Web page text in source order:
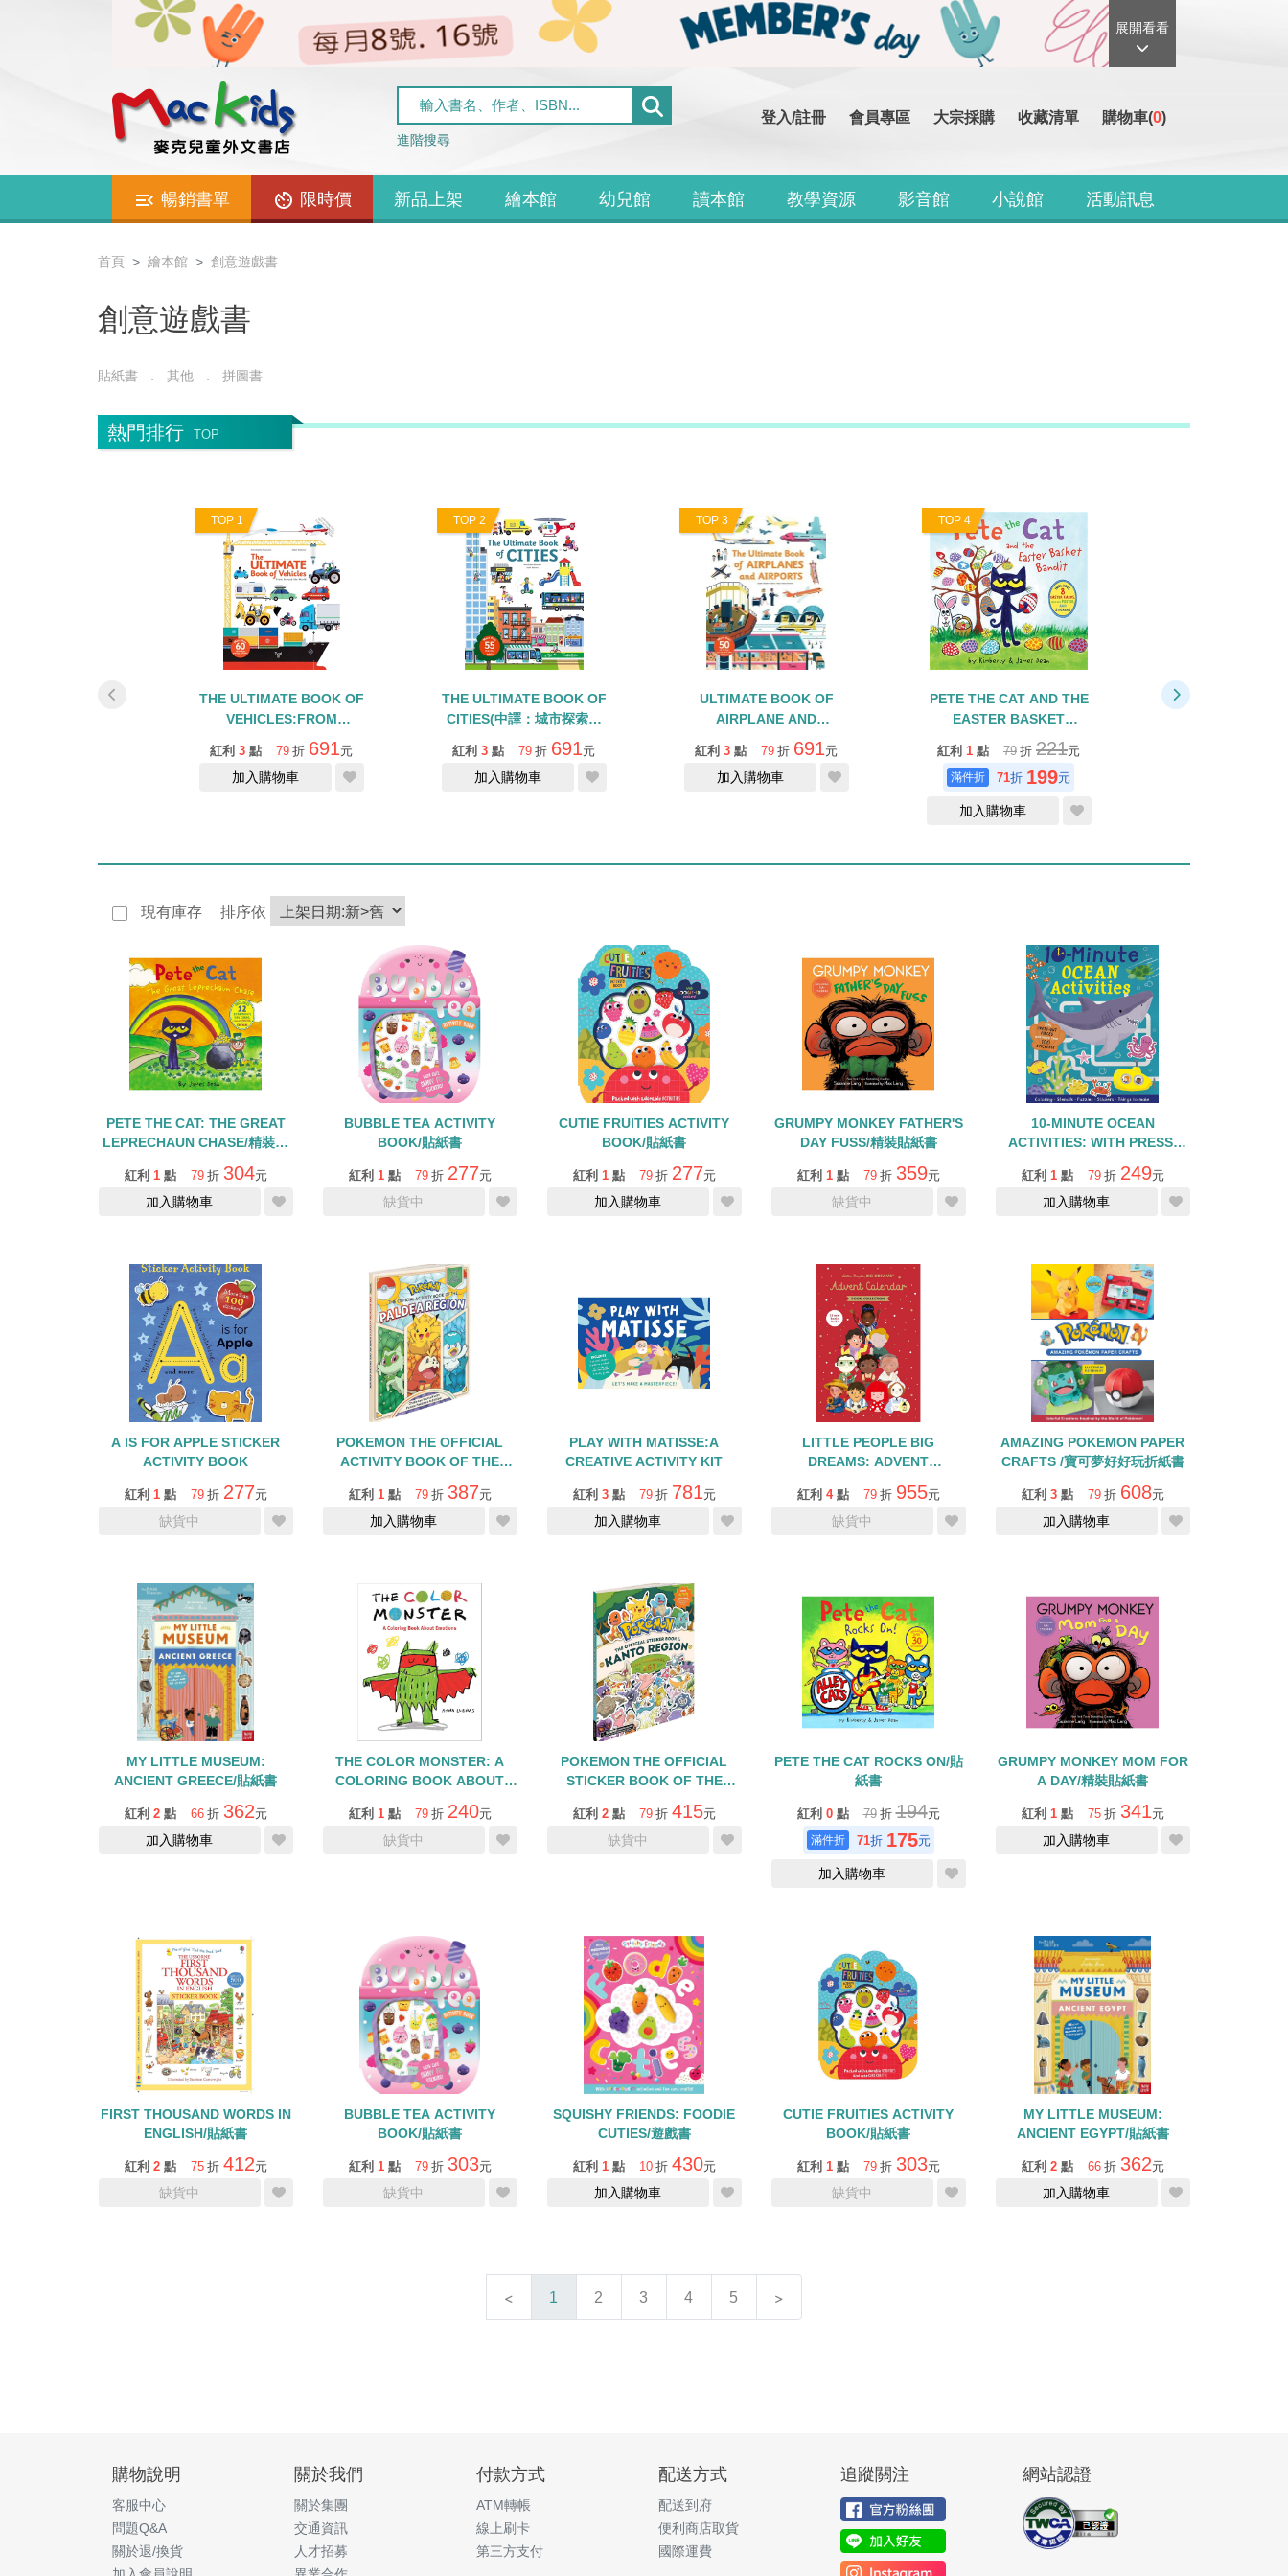
展開看看
進階搜尋
登入/註冊 會員專區 大宗採購 收藏清單 購物車(0)
暢銷書單 限時價 新品上架 繪本館 幼兒館 讀本館 教學資源 影音館 小說館 活動訊息
首頁 繪本館 創意遊戲書
創意遊戲書
貼紙書 其他 拼圖書
熱門排行 TOP
TOP 1
THE ULTIMATE BOOK OF
VEHICLES:FROM
AROUND THE WORLD
紅利 3 點 79 折 691元
加入購物車
TOP 2
THE ULTIMATE BOOK OF
CITIES(中譯：城市探索大
發現)/精裝操作書
紅利 3 點 79 折 691元
加入購物車
TOP 3
ULTIMATE BOOK OF
AIRPLANE AND
AIRPORTS/ 新奇操作書
紅利 3 點 79 折 691元
加入購物車
TOP 4
PETE THE CAT AND THE
EASTER BASKET
BANDIT/貼紙書
紅利 1 點 79 折 221元
71折 199元
加入購物車
PETE THE CAT'S
現有庫存 排序依
PETE THE CAT: THE GREAT
LEPRECHAUN CHASE/精裝貼
紅利 1 點 79 折 304元
加入購物車
BUBBLE TEA ACTIVITY
BOOK/貼紙書
紅利 1 點 79 折 277元
缺貨中
CUTIE FRUITIES ACTIVITY
BOOK/貼紙書
紅利 1 點 79 折 277元
加入購物車
GRUMPY MONKEY FATHER'S
DAY FUSS/精裝貼紙書
紅利 1 點 79 折 359元
缺貨中
10-MINUTE OCEAN
ACTIVITIES: WITH PRESS-
THAN 100 STICKERS
紅利 1 點 79 折 249元
加入購物車
A IS FOR APPLE STICKER
ACTIVITY BOOK
紅利 1 點 79 折 277元
缺貨中
POKEMON THE OFFICIAL
ACTIVITY BOOK OF THE
紅利 1 點 79 折 387元
加入購物車
PLAY WITH MATISSE:A
CREATIVE ACTIVITY KIT
紅利 3 點 79 折 781元
加入購物車
LITTLE PEOPLE BIG
DREAMS: ADVENT
COLLECTION
紅利 4 點 79 折 955元
缺貨中
AMAZING POKEMON PAPER
CRAFTS /寶可夢好好玩折紙書
紅利 3 點 79 折 608元
加入購物車
MY LITTLE MUSEUM:
ANCIENT GREECE/貼紙書
紅利 2 點 66 折 362元
加入購物車
THE COLOR MONSTER: A
COLORING BOOK ABOUT
紅利 1 點 79 折 240元
缺貨中
POKEMON THE OFFICIAL
STICKER BOOK OF THE
紅利 2 點 79 折 415元
缺貨中
PETE THE CAT ROCKS ON/貼
紙書
紅利 0 點 79 折194元
71折 175元
加入購物車
GRUMPY MONKEY MOM FOR
A DAY/精裝貼紙書
紅利 1 點 75 折 341元
加入購物車
FIRST THOUSAND WORDS IN
ENGLISH/貼紙書
紅利 2 點 75 折 412元
缺貨中
BUBBLE TEA ACTIVITY
BOOK/貼紙書
紅利 1 點 79 折 303元
缺貨中
SQUISHY FRIENDS: FOODIE
CUTIES/遊戲書
紅利 1 點 10 折 430元
加入購物車
CUTIE FRUITIES ACTIVITY
BOOK/貼紙書
紅利 1 點 79 折 303元
缺貨中
MY LITTLE MUSEUM:
ANCIENT EGYPT/貼紙書
紅利 2 點 66 折 362元
加入購物車
1 2 3 4 5
購物說明
客服中心
問題Q&A
關於退/換貨
關於我們
關於集團
交通資訊
人才招募
付款方式
ATM轉帳
線上刷卡
第三方支付
配送方式
配送到府
便利商店取貨
國際運費
追蹤關注 網站認證